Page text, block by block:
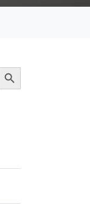
Button